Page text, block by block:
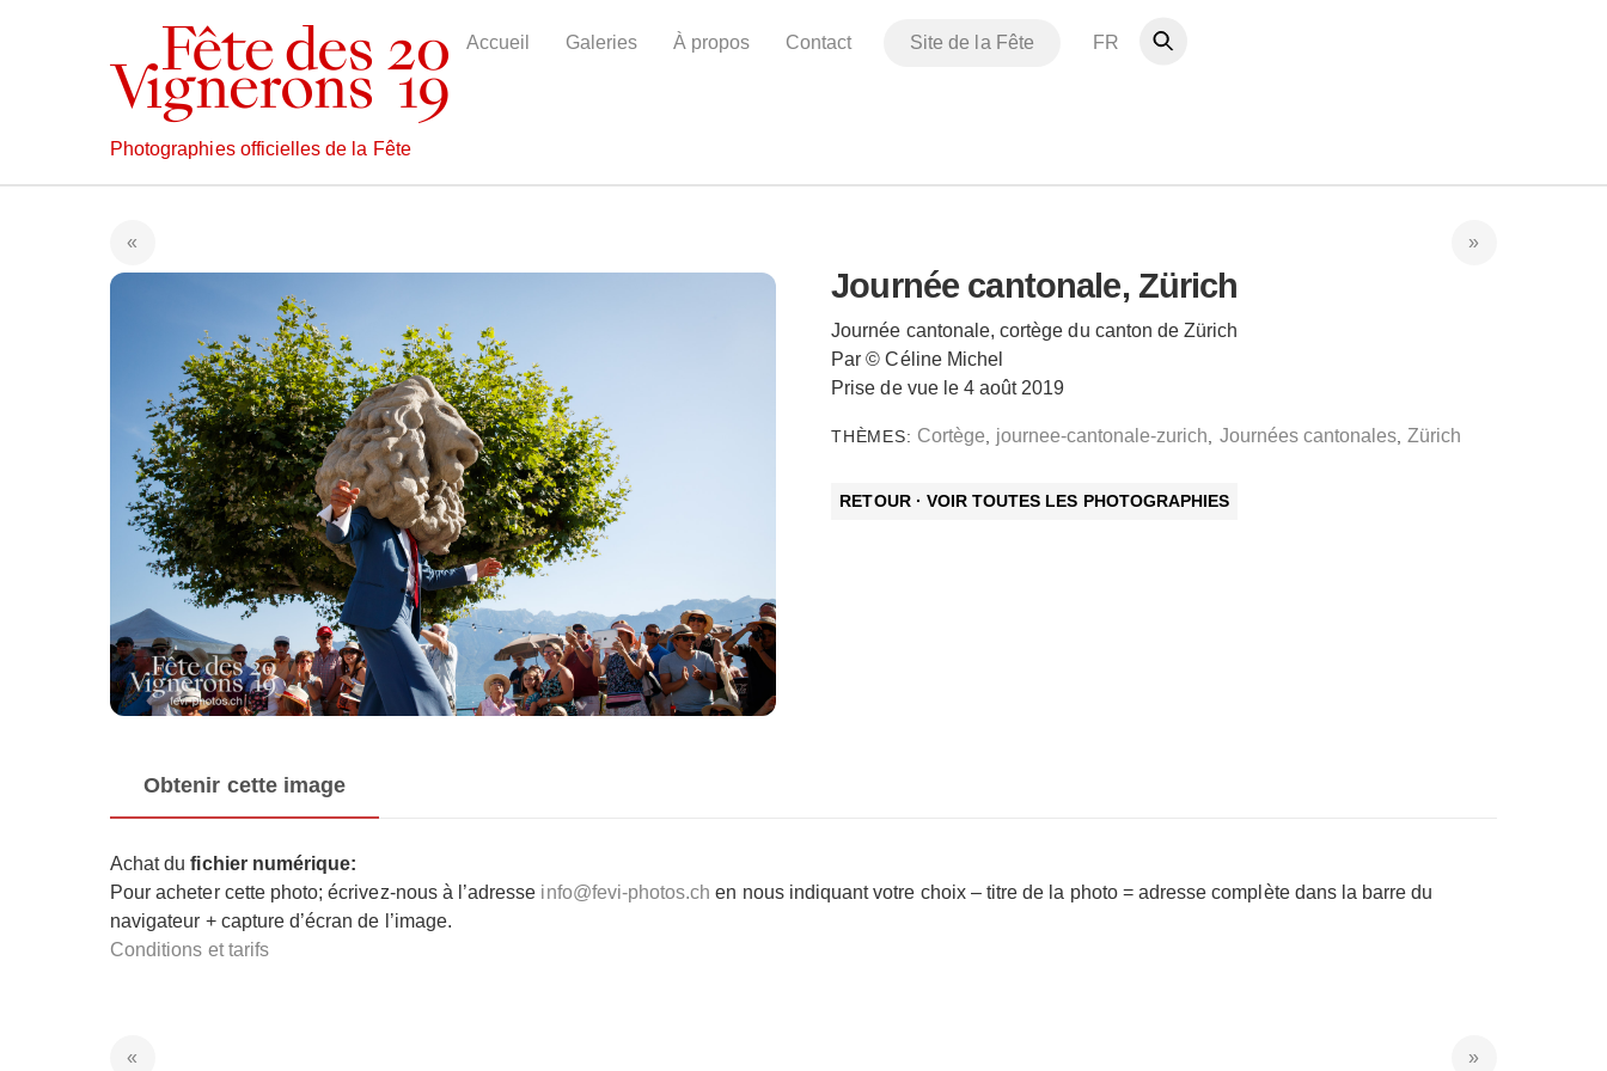
Photographies officielles de la Fête
Accueil Galeries À propos Contact Site de la Fête FR
Journée cantonale, Zürich
Journée cantonale, cortège du canton de Zürich
Par © Céline Michel
Prise de vue le 4 août 2019
THÈMES: Cortège, journee-cantonale-zurich, Journées cantonales,Zürich
RETOUR · VOIR TOUTES LES PHOTOGRAPHIES
Obtenir cette image
Achat du fichier numérique:
Pour acheter cette photo; écrivez-nous à l’adresse info@fevi-photos.ch en nous indiquant votre choix – titre de la photo = adresse complète dans la barre du
navigateur + capture d’écran de l’image.
Conditions et tarifs